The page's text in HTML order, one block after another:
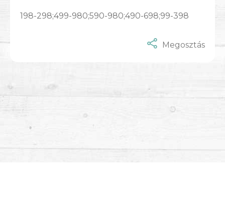
198-298;499-980;590-980;490-698;99-398
Megosztás